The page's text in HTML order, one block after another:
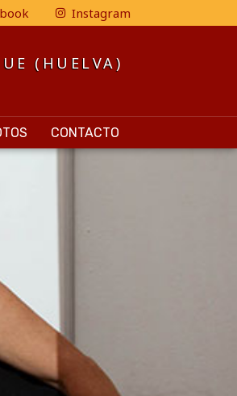
Instagram
(HUELVA)
CONTACTO